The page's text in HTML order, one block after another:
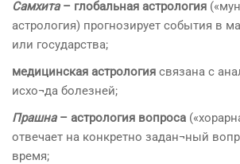
Самхита– глобальная астрология
астрология) прогнозирует события в
или государства;
медицинская астрология связана с
исхо¬да болезней;
Прашна– астрология вопроса
отвечает на конкретно задан¬ный
время;